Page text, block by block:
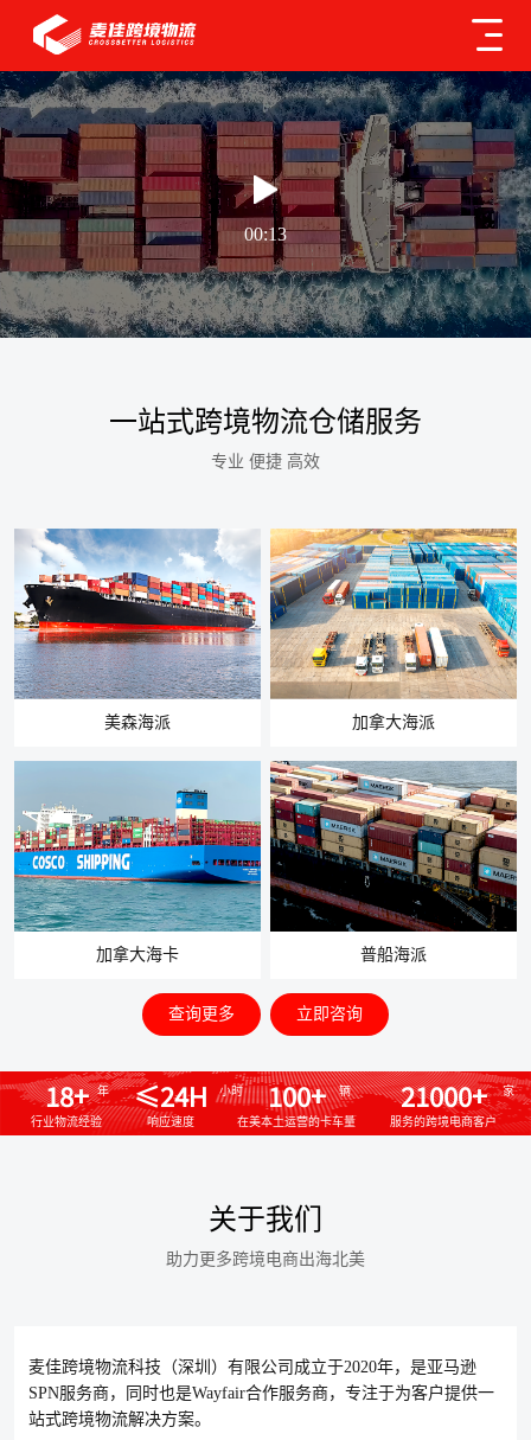
00:13
一站式跨境物流仓储服务
专业 便捷 高效
美森海派 加拿大海派
加拿大海卡 普船海派
查询更多 立即咨询
18+
行业物流经验
年 ≤24H
响应速度
小时 100+
在美本土运营的卡车量
辆 21000+
服务的跨境电商客户
家
关于我们
助力更多跨境电商出海北美
麦佳跨境物流科技（深圳）有限公司成立于2020年，是亚马逊
SPN服务商，同时也是Wayfair合作服务商，专注于为客户提供一
站式跨境物流解决方案。